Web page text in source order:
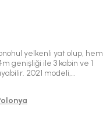
yelkenli yat olup, hem
genişliği ile 3 kabin ve 1
2021 modeli,